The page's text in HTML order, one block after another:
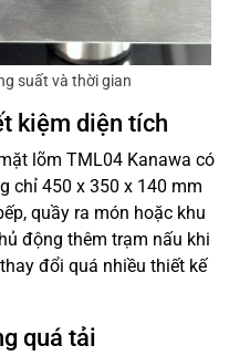
suất và thời gian
kiệm diện tích
lõm TML04 Kanawa có
chỉ 450 x 350 x 140 mm
quầy ra món hoặc khu
động thêm trạm nấu khi
đổi quá nhiều thiết kế
quá tải